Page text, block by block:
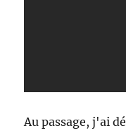
Au passage, j'ai